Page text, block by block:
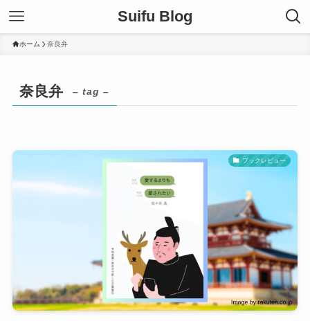
Suifu Blog
ホーム 奈良弁
奈良弁 – tag –
ブックレビュー